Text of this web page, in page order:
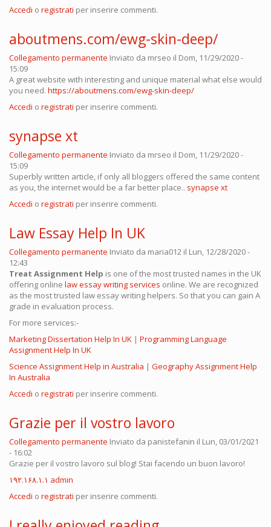
Accedi o registrati per inserire commenti.
aboutmens.com/ewg-skin-deep/
Collegamento permanente Inviato da mrseo il Dom, 11/29/2020 -
15:09
A great website with interesting and unique material what else would
you need. https://aboutmens.com/ewg-skin-deep/
Accedi o registrati per inserire commenti.
synapse xt
Collegamento permanente Inviato da mrseo il Dom, 11/29/2020 -
15:09
Superbly written article, if only all bloggers offered the same content
as you, the internet would be a far better place.. synapse xt
Accedi o registrati per inserire commenti.
Law Essay Help In UK
Collegamento permanente Inviato da maria012 il Lun, 12/28/2020 -
12:43
Treat Assignment Help is one of the most trusted names in the UK
offering online law essay writing services online. We are recognized
as the most trusted law essay writing helpers. So that you can gain A
grade in evaluation process.
For more services:-
Marketing Dissertation Help In UK | Programming Language
Assignment Help In UK
Science Assignment Help in Australia | Geography Assignment Help
In Australia
Accedi o registrati per inserire commenti.
Grazie per il vostro lavoro
Collegamento permanente Inviato da panistefanin il Lun, 03/01/2021
- 16:02
Grazie per il vostro lavoro sul blog! Stai facendo un buon lavoro!
۱۹۲.۱۶۸.۱.۱ admin
Accedi o registrati per inserire commenti.